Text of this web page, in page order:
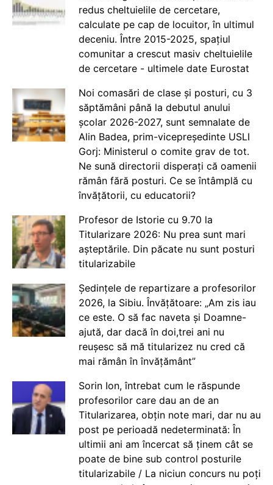
redus cheltuielile de cercetare,
calculate pe cap de locuitor, în ultimul
deceniu. Între 2015-2025, spațiul
comunitar a crescut masiv cheltuielile
de cercetare - ultimele date Eurostat
Noi comasări de clase și posturi, cu 3
săptămâni până la debutul anului
școlar 2026-2027, sunt semnalate de
Alin Badea, prim-vicepreședinte USLI
Gorj: Ministerul o comite grav de tot.
Ne sună directorii disperați că oamenii
rămân fără posturi. Ce se întâmplă cu
învățătorii, cu educatorii?
Profesor de Istorie cu 9.70 la
Titularizare 2026: Nu prea sunt mari
așteptările. Din păcate nu sunt posturi
titularizabile
Ședințele de repartizare a profesorilor
2026, la Sibiu. Învățătoare: „Am zis iau
ce este. O să fac naveta și Doamne-
ajută, dar dacă în doi,trei ani nu
reușesc să mă titularizez nu cred că
mai rămân în învățământ”
Sorin Ion, întrebat cum le răspunde
profesorilor care dau an de an
Titularizarea, obțin note mari, dar nu au
post pe perioadă nedeterminată: În
ultimii ani am încercat să ținem cât se
poate de bine sub control posturile
titularizabile / La niciun concurs nu poți